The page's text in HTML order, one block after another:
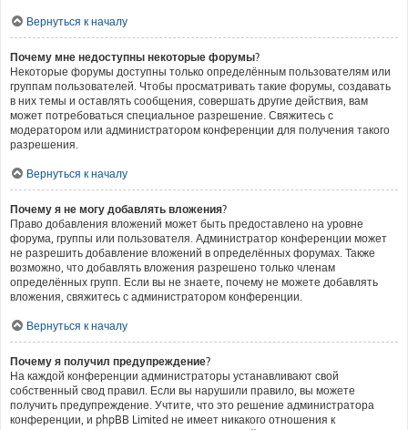
Вернуться к началу
Почему мне недоступны некоторые форумы?
Некоторые форумы доступны только определённым пользователям или
группам пользователей. Чтобы просматривать такие форумы, создавать
в них темы и оставлять сообщения, совершать другие действия, вам
может потребоваться специальное разрешение. Свяжитесь с
модератором или администратором конференции для получения такого
разрешения.
Вернуться к началу
Почему я не могу добавлять вложения?
Право добавления вложений может быть предоставлено на уровне
форума, группы или пользователя. Администратор конференции может
не разрешить добавление вложений в определённых форумах. Также
возможно, что добавлять вложения разрешено только членам
определённых групп. Если вы не знаете, почему не можете добавлять
вложения, свяжитесь с администратором конференции.
Вернуться к началу
Почему я получил предупреждение?
На каждой конференции администраторы устанавливают свой
собственный свод правил. Если вы нарушили правило, вы можете
получить предупреждение. Учтите, что это решение администратора
конференции, и phpBB Limited не имеет никакого отношения к